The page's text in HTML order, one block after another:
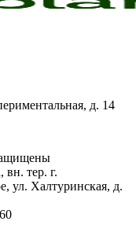
д. 14
тер. г.
ул. Халтуринская, д.